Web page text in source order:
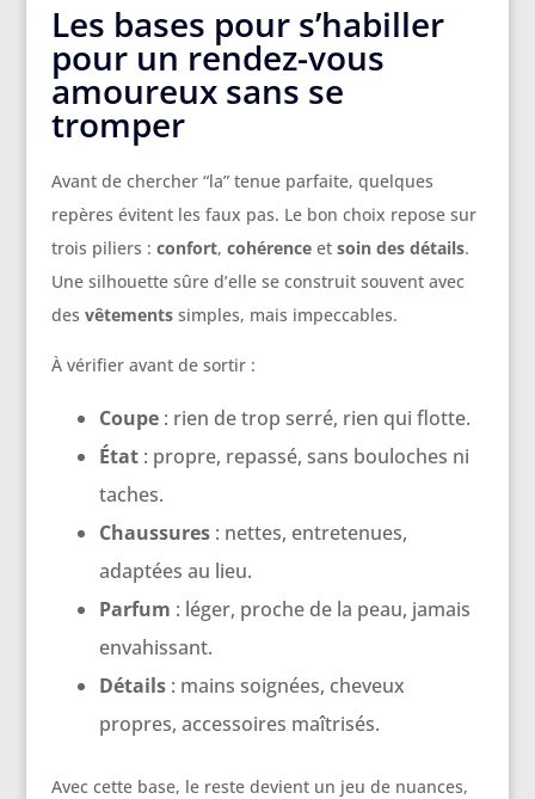
Les bases pour s’habiller
pour un rendez-vous
amoureux sans se
tromper
Avant de chercher “la” tenue parfaite, quelques
repères évitent les faux pas. Le bon choix repose sur
trois piliers : confort, cohérenceet soin des détails.
Une silhouette sûre d’elle se construit souvent avec
des vêtementssimples, mais impeccables.
À vérifier avant de sortir :
Coupe: rien de trop serré, rien qui flotte.
État: propre, repassé, sans bouloches ni
taches.
Chaussures: nettes, entretenues,
adaptées au lieu.
Parfum : léger, proche de la peau, jamais
envahissant.
Détails: mains soignées, cheveux
propres, accessoires maîtrisés.
Avec cette base, le reste devient un jeu de nuances,